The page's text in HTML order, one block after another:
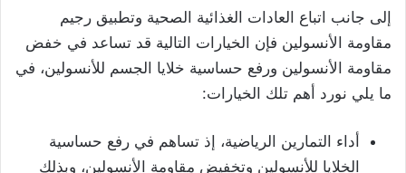
إلى جانب اتباع العادات الغذائية الصحية وتطبيق رجيم
مقاومة الأنسولين فإن الخيارات التالية قد تساعد في خفض
مقاومة الأنسولين ورفع حساسية خلايا الجسم للأنسولين، في
ما يلي نورد أهم تلك الخيارات:
أداء التمارين الرياضية، إذ تساهم في رفع حساسية
الخلايا للأنسولين وتخفيض مقاومة الأنسولين، وبذلك